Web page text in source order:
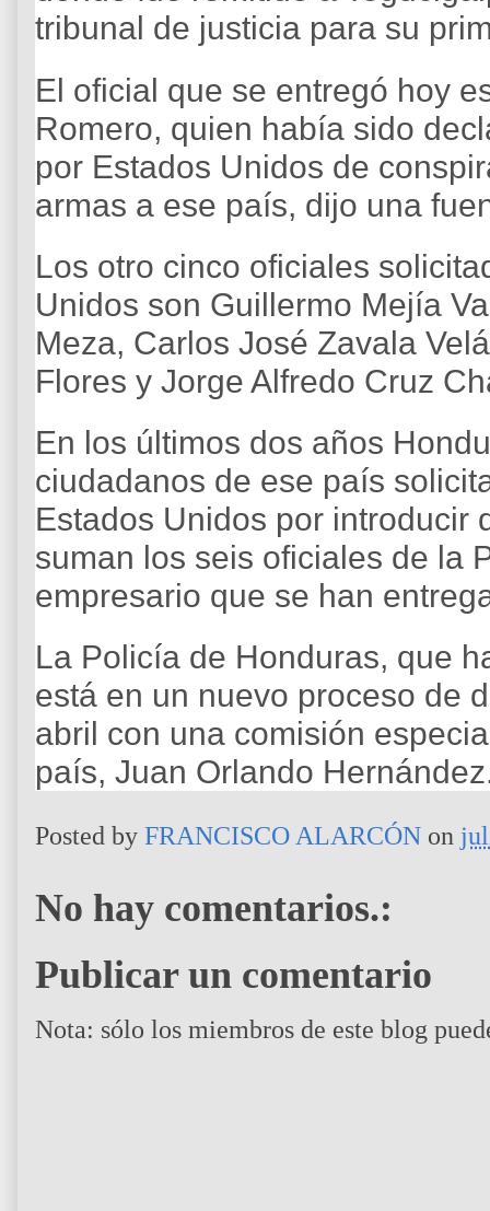
tribunal de justicia para su
El oficial que se entregó hoy
Romero, quien había sido
por Estados Unidos de
armas a ese país, dijo una
Los otro cinco oficiales
Unidos son Guillermo Mejía
Meza, Carlos José Zavala
Flores y Jorge Alfredo Cruz
En los últimos dos años
ciudadanos de ese país
Estados Unidos por introducir
suman los seis oficiales de la
empresario que se han
La Policía de Honduras, que
está en un nuevo proceso de
abril con una comisión
país, Juan Orlando
Posted by FRANCISCO ALARCÓN on
No hay comentarios.:
Publicar un comentario
Nota: sólo los miembros de este blog